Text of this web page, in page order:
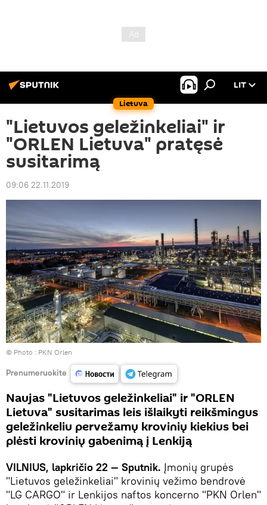
Lietuva
LIT
"Lietuvos geležinkeliai" ir
"ORLEN Lietuva" pratęsė
susitarimą
09:06 22.11.2019
© Photo : PKN Orlen
Prenumeruokite
Naujas "Lietuvos geležinkeliai" ir "ORLEN
Lietuva" susitarimas leis išlaikyti reikšmingus
geležinkeliu pervežamų krovinių kiekius bei
plėsti krovinių gabenimą į Lenkiją
VILNIUS, lapkričio 22 — Sputnik. Įmonių grupės
"Lietuvos geležinkeliai" krovinių vežimo bendrovė
"LG CARGO" ir Lenkijos naftos koncerno "PKN Orlen"